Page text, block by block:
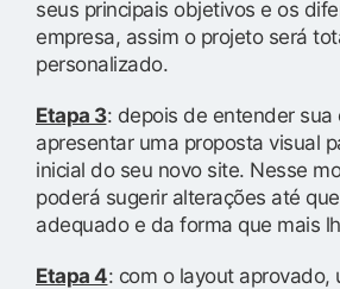
seus principais objetivos e os
empresa, assim o projeto será
personalizado.
Etapa 3: depois de entender sua
apresentar uma proposta visual
inicial do seu novo site. Nesse
poderá sugerir alterações até
adequado e da forma que mais
Etapa 4: com o layout aprovado,